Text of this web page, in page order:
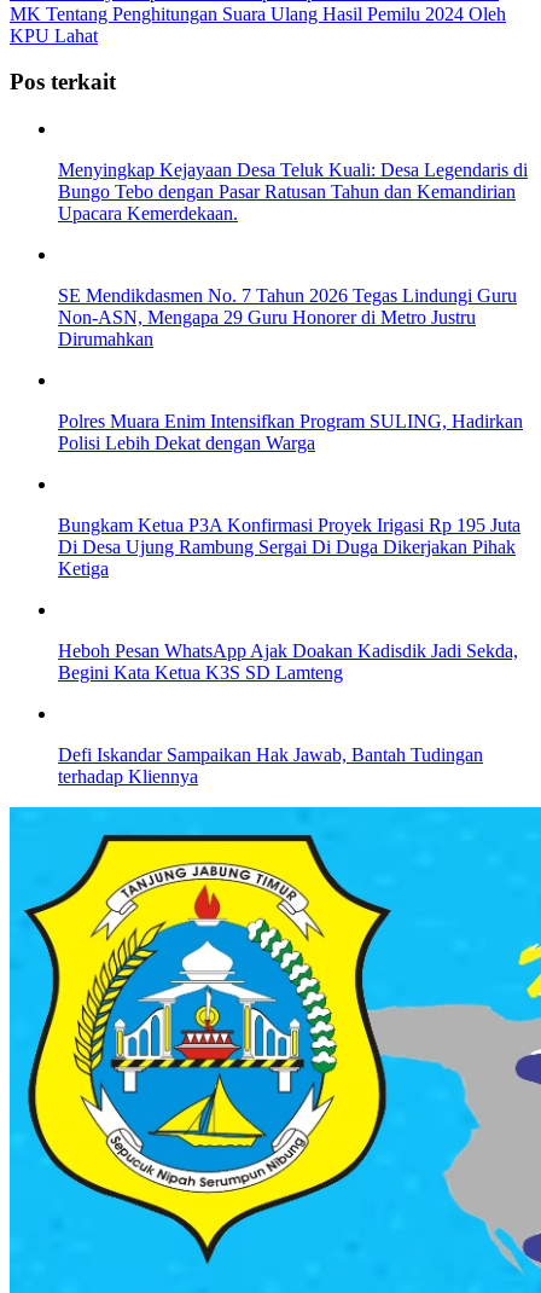
MK Tentang Penghitungan Suara Ulang Hasil Pemilu 2024 Oleh
KPU Lahat
Pos terkait
Menyingkap Kejayaan Desa Teluk Kuali: Desa Legendaris di
Bungo Tebo dengan Pasar Ratusan Tahun dan Kemandirian
Upacara Kemerdekaan.
SE Mendikdasmen No. 7 Tahun 2026 Tegas Lindungi Guru
Non-ASN, Mengapa 29 Guru Honorer di Metro Justru
Dirumahkan
Polres Muara Enim Intensifkan Program SULING, Hadirkan
Polisi Lebih Dekat dengan Warga
Bungkam Ketua P3A Konfirmasi Proyek Irigasi Rp 195 Juta
Di Desa Ujung Rambung Sergai Di Duga Dikerjakan Pihak
Ketiga
Heboh Pesan WhatsApp Ajak Doakan Kadisdik Jadi Sekda,
Begini Kata Ketua K3S SD Lamteng
Defi Iskandar Sampaikan Hak Jawab, Bantah Tudingan
terhadap Kliennya